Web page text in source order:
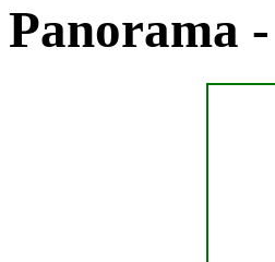
Panorama